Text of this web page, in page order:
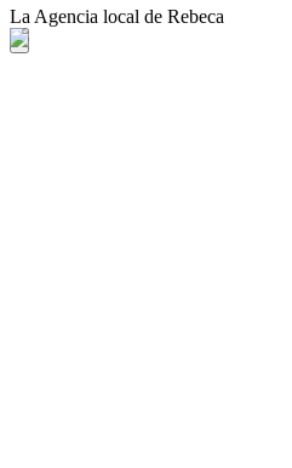
La Agencia local de Rebeca